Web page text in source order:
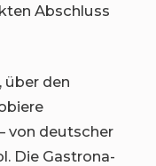
Abschluss
über den
von deutscher
Die Gastrona-